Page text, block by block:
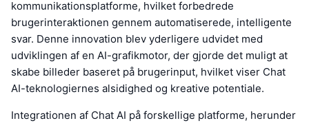
kommunikationsplatforme, hvilket forbedrede
brugerinteraktionen gennem automatiserede, intelligente
svar. Denne innovation blev yderligere udvidet med
udviklingen af en AI-grafikmotor, der gjorde det muligt at
skabe billeder baseret på brugerinput, hvilket viser Chat
AI-teknologiernes alsidighed og kreative potentiale.
Integrationen af Chat AI på forskellige platforme, herunder